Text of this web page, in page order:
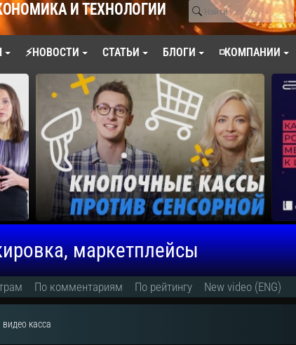
И ТЕХНОЛОГИИ
⚡НОВОСТИ СТАТЬИ БЛОГИ ◽КОМПАНИИ
маркетплейсы
По комментариям По рейтингу New video (ENG)
касса